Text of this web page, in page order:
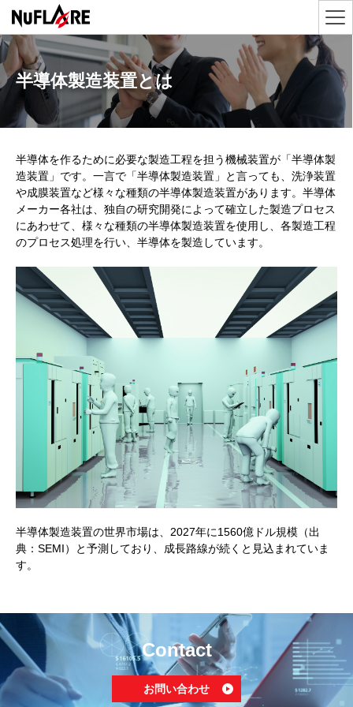
半導体製造装置とは
半導体を作るために必要な製造工程を担う機械装置が「半導体製
造装置」です。一言で「半導体製造装置」と言っても、洗浄装置
や成膜装置など様々な種類の半導体製造装置があります。半導体
メーカー各社は、独自の研究開発によって確立した製造プロセス
にあわせて、様々な種類の半導体製造装置を使用し、各製造工程
のプロセス処理を行い、半導体を製造しています。
半導体製造装置の世界市場は、2027年に1560億ドル規模（出
典：SEMI）と予測しており、成長路線が続くと見込まれていま
す。
Contact
お問い合わせ